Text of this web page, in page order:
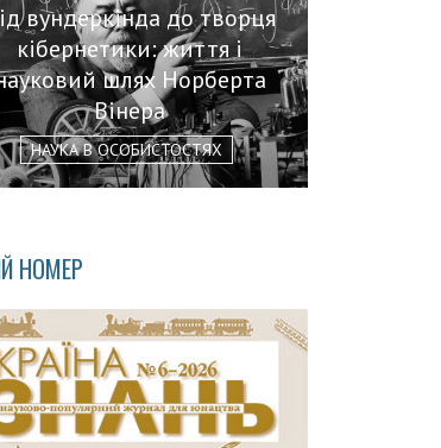
вундеркінда до творця
кібернетики: життя і
шлях Норберта
Вінера
НАУКА В ОСОБИСТОСТЯХ
НОМЕР